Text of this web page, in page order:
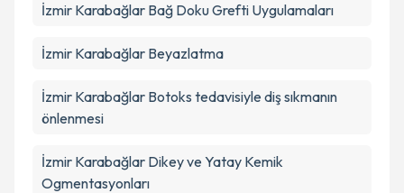
Takvim Talebini Gönder
İzmir Karabağlar Bağ Doku Grefti Uygulamaları
İzmir Karabağlar Beyazlatma
İzmir Karabağlar Botoks tedavisiyle diş sıkmanın
önlenmesi
İzmir Karabağlar Dikey ve Yatay Kemik
Ogmentasyonları